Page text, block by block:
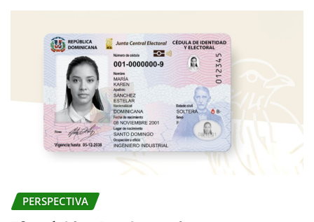
PERSPECTIVA